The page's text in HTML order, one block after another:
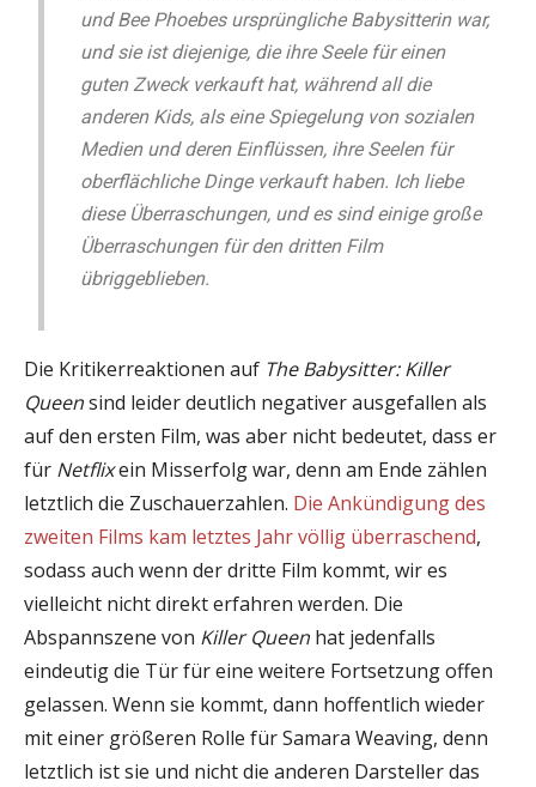
und Bee Phoebes ursprüngliche Babysitterin war,
und sie ist diejenige, die ihre Seele für einen
guten Zweck verkauft hat, während all die
anderen Kids, als eine Spiegelung von sozialen
Medien und deren Einflüssen, ihre Seelen für
oberflächliche Dinge verkauft haben. Ich liebe
diese Überraschungen, und es sind einige große
Überraschungen für den dritten Film
übriggeblieben.
Die Kritikerreaktionen auf The Babysitter: Killer
Queensind leider deutlich negativer ausgefallen als
auf den ersten Film, was aber nicht bedeutet, dass er
für Netflixein Misserfolg war, denn am Ende zählen
letztlich die Zuschauerzahlen. Die Ankündigung des
zweiten Films kam letztes Jahr völlig überraschend,
sodass auch wenn der dritte Film kommt, wir es
vielleicht nicht direkt erfahren werden. Die
Abspannszene von Killer Queen hat jedenfalls
eindeutig die Tür für eine weitere Fortsetzung offen
gelassen. Wenn sie kommt, dann hoffentlich wieder
mit einer größeren Rolle für Samara Weaving, denn
letztlich ist sie und nicht die anderen Darsteller das